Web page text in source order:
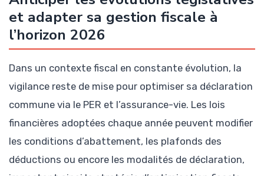
et adapter sa gestion fiscale à
l’horizon 2026
Dans un contexte fiscal en constante évolution, la
vigilance reste de mise pour optimiser sa déclaration
commune via le PER et l’assurance-vie. Les lois
financières adoptées chaque année peuvent modifier
les conditions d’abattement, les plafonds des
déductions ou encore les modalités de déclaration,